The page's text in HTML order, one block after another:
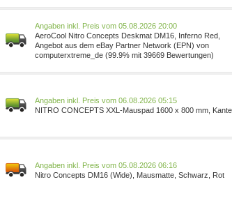
Preis vom 05.08.2026 20:00
AeroCool Nitro Concepts Deskmat DM16, Inferno Red,
1600 x 800 mm, schwarz/rot NC-GP-MP-006
Angebot aus dem eBay Partner Network (EPN) von
computerxtreme_de (99.9% mit 39669 Bewertungen)
Preis vom 06.08.2026 05:15
NITRO CONCEPTS XXL-Mauspad 1600 x 800 mm,
Preis vom 05.08.2026 06:16
Nitro Concepts DM16 (Wide), Mausmatte, Schwarz, Rot